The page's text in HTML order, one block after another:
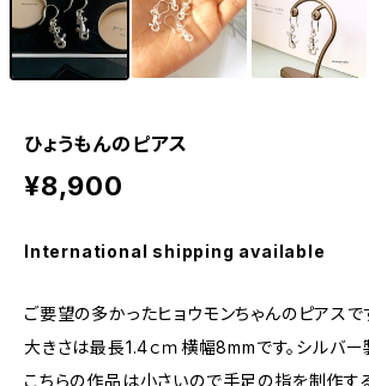
ひょうもんのピアス
¥8,900
International shipping available
ご要望の多かったヒョウモンちゃんのピアスで
大きさは最長1.4ｃｍ横幅8mmです。シルバー
こちらの作品は小さいので手足の指を制作す